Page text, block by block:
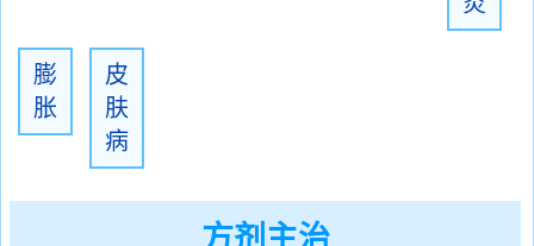
膨
胀
皮
肤
病
方剂主治